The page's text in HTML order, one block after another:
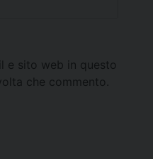
e sito web in questo
che commento.